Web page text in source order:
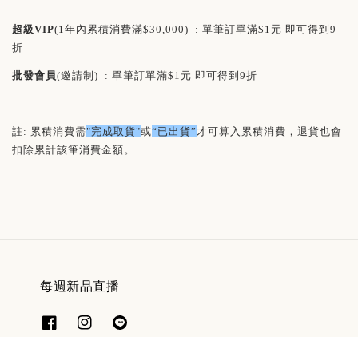
超級VIP(1年內累積消費滿$30,000) : 單筆訂單滿$1 元 即可得到 9
折
批發會員(邀請制 ) : 單筆訂單滿$1 元 即可得到 9折
註: 累積消費需"完成取貨"或“已出貨” 才可算入累積消費，退貨也會
扣除累計該筆消費金額。
每週新品直播